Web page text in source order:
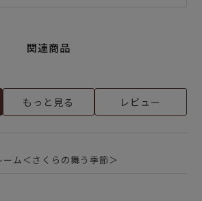
関連商品
もっと見る レビュー
ム＜さくらの舞う季節＞